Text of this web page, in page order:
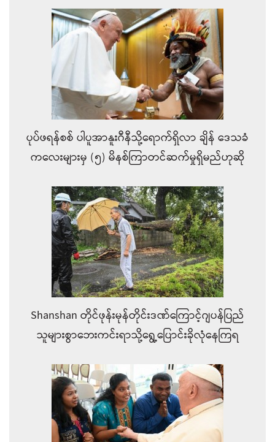
ပုပ်ဖရန်စစ် ပါပူအာနူးဂီနီသို့ရောက်ရှိလာ ချိန်‌ ဒေသခံ
ကလေးများမှ (၅) မိနစ်ကြာတင်ဆက်မှုရှိမည်ဟုဆို
Shanshan တိုင်ဖုန်းမုန်တိုင်းဒဏ်ကြောင့်ဂျပန်ပြည်
သူများစွာဘေးကင်းရာသို့ရွေ့ပြောင်းခိုလုံနေကြရ